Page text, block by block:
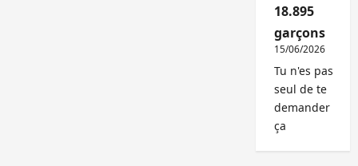
18.895
garçons
15/06/2026
Tu n'es pas
seul de te
demander
ça